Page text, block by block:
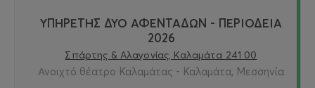
ΥΠΗΡΕΤΗΣ ΔΥΟ ΑΦΕΝΤΑΔΩΝ - ΠΕΡΙΟΔΕΙΑ
2026
Σπάρτης & Αλαγονίας, Καλαμάτα 241 00
Ανοιχτό θέατρο Καλαμάτας - Καλαμάτα, Μεσσηνία